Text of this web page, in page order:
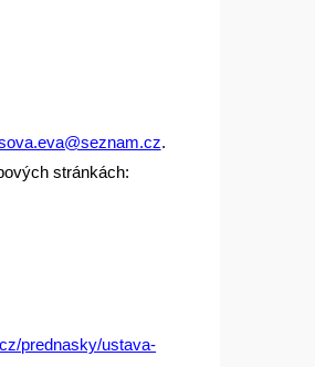
.
stránkách:
prednasky/ustava-